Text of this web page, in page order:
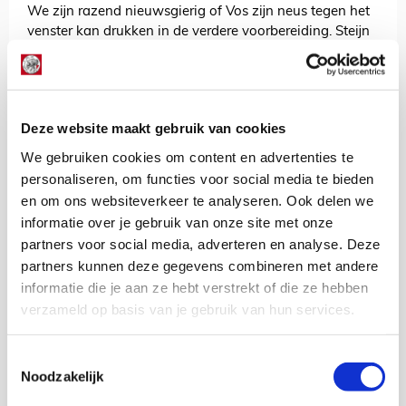
Deze website maakt gebruik van cookies
We gebruiken cookies om content en advertenties te
personaliseren, om functies voor social media te bieden
en om ons websiteverkeer te analyseren. Ook delen we
informatie over je gebruik van onze site met onze
partners voor social media, adverteren en analyse. Deze
partners kunnen deze gegevens combineren met andere
informatie die je aan ze hebt verstrekt of die ze hebben
verzameld op basis van je gebruik van hun services.
Noodzakelijk
We zijn razend nieuwsgierig of Vos zijn neus tegen het
venster kan drukken in de verdere voorbereiding. Steijn
gaf eerder al aan oog te zullen hebben voor jong talent.
Vos heeft zijn plekje in de kleedkamer van de Johan
Cruijff Arena veroverd. Nu nog een plek binnen de lijnen.
until 2028.
Congrats, Sil! ❌❌❌#ForTheFuture
— AFC Ajax (@AFCAjax)July 21, 2023
De Redactie